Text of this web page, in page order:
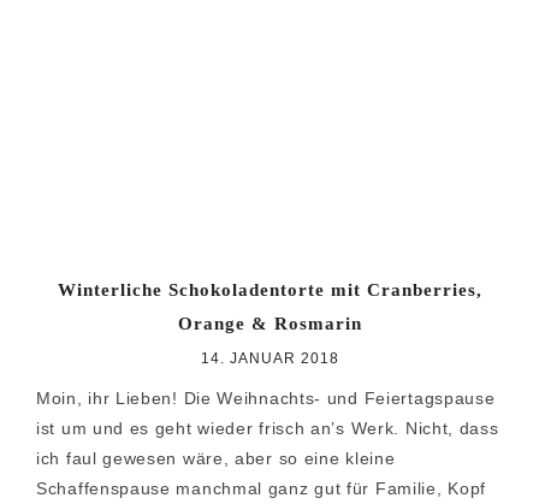
Winterliche Schokoladentorte mit Cranberries,
Orange & Rosmarin
14. JANUAR 2018
Moin, ihr Lieben! Die Weihnachts- und Feiertagspause
ist um und es geht wieder frisch an’s Werk. Nicht, dass
ich faul gewesen wäre, aber so eine kleine
Schaffenspause manchmal ganz gut für Familie, Kopf